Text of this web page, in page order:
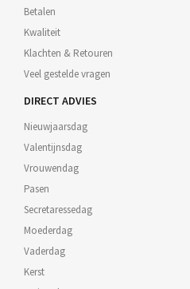
Betalen
Kwaliteit
Klachten & Retouren
Veel gestelde vragen
DIRECT ADVIES
Nieuwjaarsdag
Valentijnsdag
Vrouwendag
Pasen
Secretaressedag
Moederdag
Vaderdag
Kerst